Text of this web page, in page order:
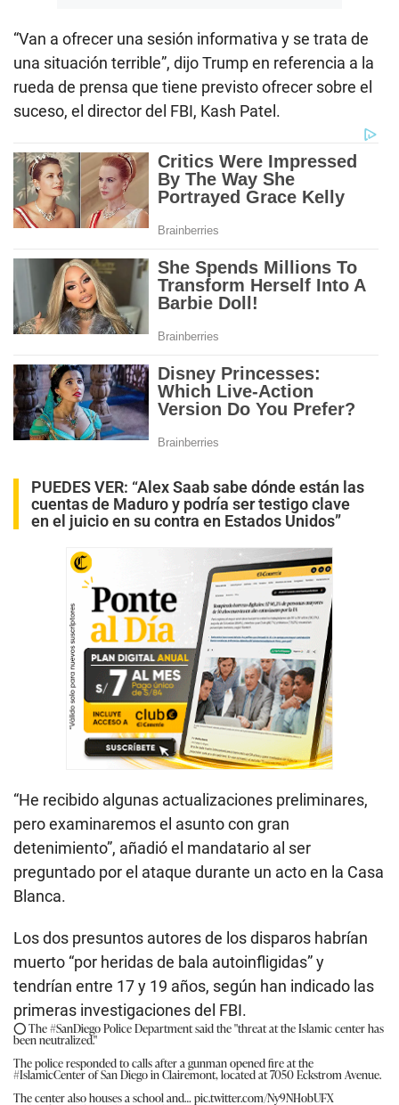
“Van a ofrecer una sesión informativa y se trata de
una situación terrible”, dijo Trump en referencia a la
rueda de prensa que tiene previsto ofrecer sobre el
suceso, el director del FBI, Kash Patel.
PUEDES VER: “Alex Saab sabe dónde están las
cuentas de Maduro y podría ser testigo clave
en el juicio en su contra en Estados Unidos”
“He recibido algunas actualizaciones preliminares,
pero examinaremos el asunto con gran
detenimiento”, añadió el mandatario al ser
preguntado por el ataque durante un acto en la Casa
Blanca.
Los dos presuntos autores de los disparos habrían
muerto “por heridas de bala autoinfligidas” y
tendrían entre 17 y 19 años, según han indicado las
primeras investigaciones del FBI.
⭕ The#SanDiegoPolice Department said the "threat at the Islamic center has
been neutralized."
The police responded to calls after a gunman opened fire at the
#IslamicCenterof San Diego in Clairemont, located at 7050 Eckstrom Avenue.
The center also houses a school and… pic.twitter.com/Ny9NHobUFX